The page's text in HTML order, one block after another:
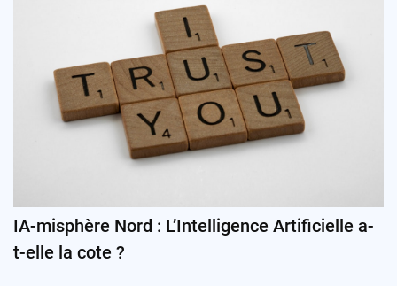
IA-misphère Nord : L’Intelligence Artificielle a-
t-elle la cote ?